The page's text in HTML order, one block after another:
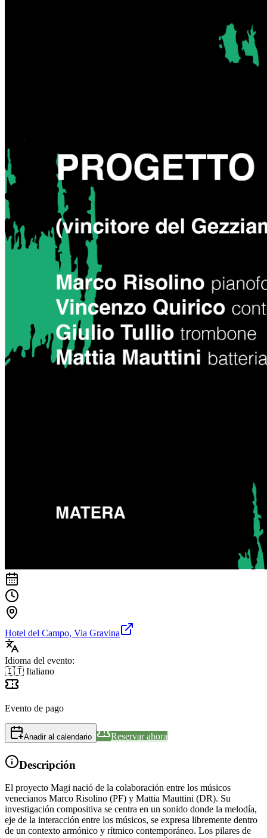
Hotel del Campo, Via Gravina
Idioma del evento:
🇮🇹 Italiano
Evento de pago
Anadir al calendario Reservar ahora
Descripción
El proyecto Magi nació de la colaboración entre los músicos
venecianos Marco Risolino (PF) y Mattia Mauttini (DR). Su
investigación compositiva se centra en un sonido donde la melodía,
eje de la interacción entre los músicos, se expresa libremente dentro
de un contexto armónico y rítmico contemporáneo. Los pilares de